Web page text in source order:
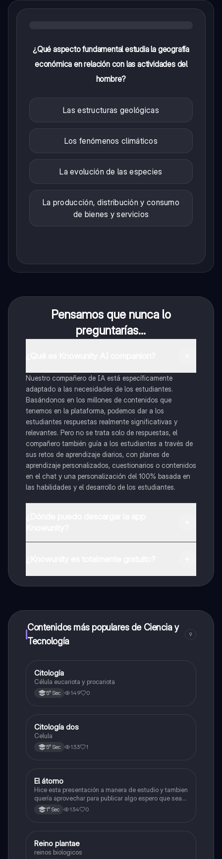
¿Qué aspecto fundamental estudia la geografía
económica en relación con las actividades del
hombre?
Las estructuras geológicas
Los fenómenos climáticos
La evolución de las especies
La producción, distribución y consumo
de bienes y servicios
Pensamos que nunca lo
preguntarías...
Nuestro compañero de IA está específicamente
adaptado a las necesidades de los estudiantes.
Basándonos en los millones de contenidos que
tenemos en la plataforma, podemos dar a los
estudiantes respuestas realmente significativas y
relevantes. Pero no se trata solo de respuestas, el
compañero también guía a los estudiantes a través de
sus retos de aprendizaje diarios, con planes de
aprendizaje personalizados, cuestionarios o contenidos
en el chat y una personalización del 100% basada en
las habilidades y el desarrollo de los estudiantes.
a determinadas funciones.
Contenidos más populares de Ciencia y
Tecnología
9
Ciencia y Tecnología
Citología
Célula eucariota y procariota
5° Sec 149 0
Ciencia y Tecnología
Citología dos
Celula
5° Sec 133 1
Ciencia y Tecnología
El átomo
Hice esta presentación a manera de estudio y tambien
quería aprovechar para publicar algo espero que sea
de su agrado , habla del átomo y lo básico sobre el,
solo eso bye
1° Sec 134 0
RCiencia y Tecnología
Reino plantae
reinos biologicos